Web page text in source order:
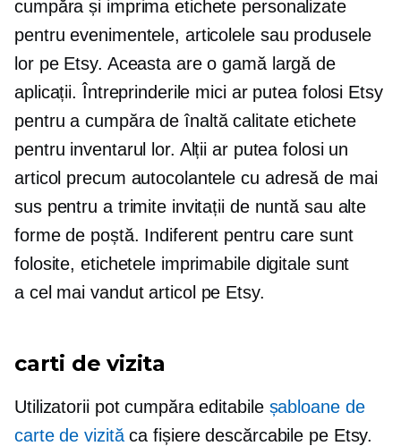
cumpăra și imprima etichete personalizate
pentru evenimentele, articolele sau produsele
lor pe Etsy. Aceasta are o gamă largă de
aplicații. Întreprinderile mici ar putea folosi Etsy
pentru a cumpărade înaltă calitateetichete
pentru inventarul lor. Alții ar putea folosi un
articol precum autocolantele cu adresă de mai
sus pentru a trimite invitații de nuntă sau alte
forme de poștă. Indiferent pentru care sunt
folosite, etichetele imprimabile digitale sunt
a cel mai vandutarticol pe Etsy.
carti de vizita
Utilizatorii pot cumpăra editabile șabloane de
carte de vizităca fișiere descărcabile pe Etsy.